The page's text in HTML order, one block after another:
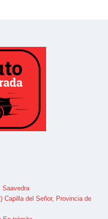
Saavedra
Capilla del Señor, Provincia de